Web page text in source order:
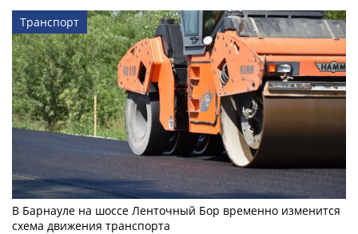
Транспорт
В Барнауле на шоссе Ленточный Бор временно изменится
схема движения транспорта